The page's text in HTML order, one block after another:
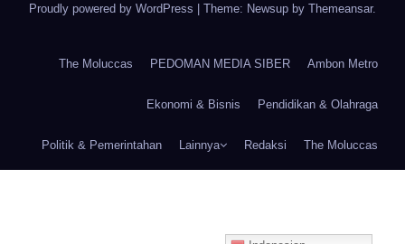
Proudly powered by WordPress Theme: Newsup by Themeansar.
The Moluccas PEDOMAN MEDIA SIBER Ambon Metro
Ekonomi & Bisnis Pendidikan & Olahraga
Politik & Pemerintahan Lainnya Redaksi The Moluccas